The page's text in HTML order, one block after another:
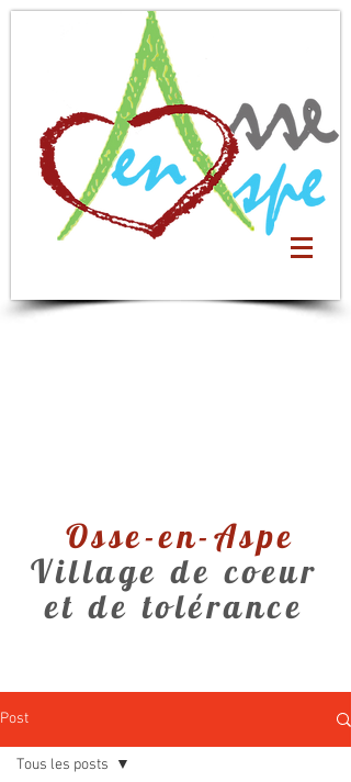
Osse-en-Aspe
Village de coeur
et de tolérance
Post
Tous les posts